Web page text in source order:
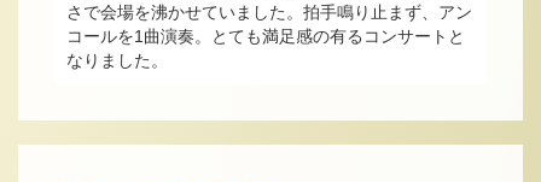
さで会場を沸かせていました。拍手鳴り止まず、アン
コールを1曲演奏。とても満足感の有るコンサートと
なりました。